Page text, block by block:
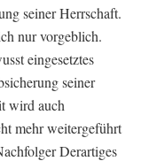
seiner Herrschaft.
nur vorgeblich.
eingesetztes
seiner
wird auch
mehr weitergeführt
Derartiges